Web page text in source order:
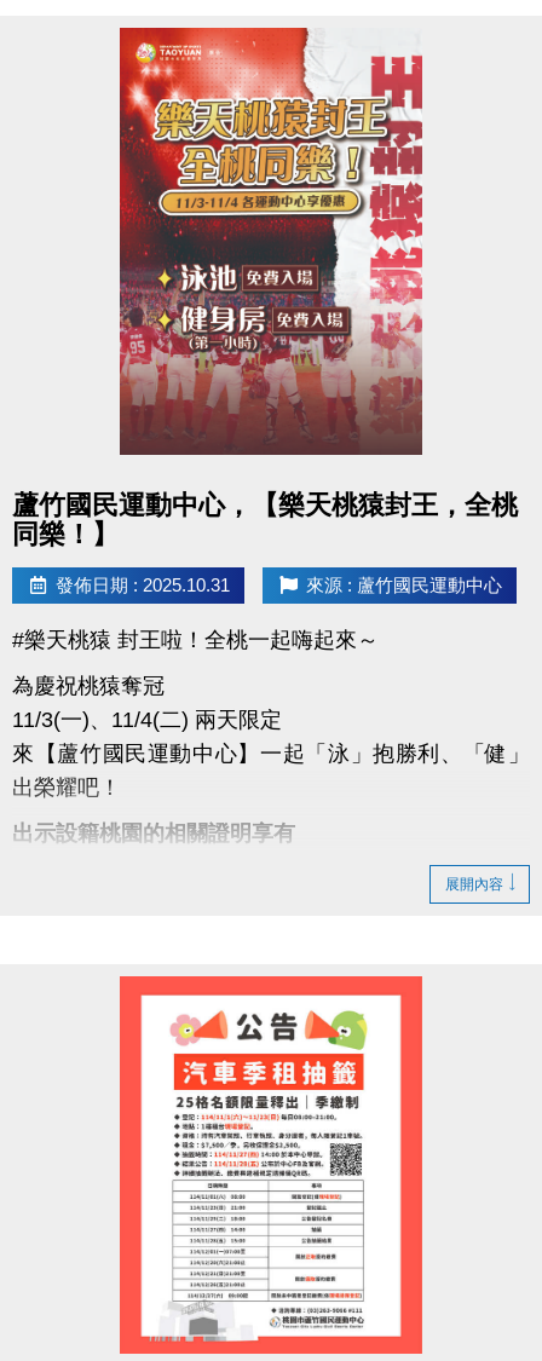
時間｜11/18 (一) 18:30－20:00
地點｜蘆竹國民運動中心 3樓社區教室
講師｜李啟星 實習心理師
具接納與承諾治療實務訓練、正念減壓（MBSR）合
格師資資格
公益免費講座・限額30位
掃描 QR Code 填表報名，與我們一起培養更穩定、自
蘆竹國民運動中心，【樂天桃猿封王，全桃
同樂！】
發佈日期 : 2025.10.31 來源 : 蘆竹國民運動中心
#樂天桃猿 封王啦！全桃一起嗨起來～
為慶祝桃猿奪冠
11/3(一)、11/4(二) 兩天限定
來【蘆竹國民運動中心】一起「泳」抱勝利、「健」
出榮耀吧！
出示設籍桃園的相關證明享有
一起為桃猿喝采、為桃園加油！
#蘆竹國民運動中心 #樂天桃猿 #RakutenMonkeys
#桃園市政府體育局 #封王同樂 #運動中心優惠 #全民
展開內容